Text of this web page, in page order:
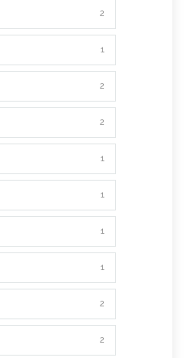
2
1
2
2
1
1
1
1
2
2